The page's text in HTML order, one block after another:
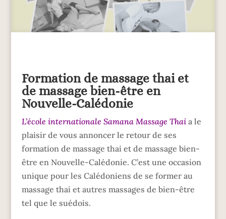
Formation de massage thai et
de massage bien-être en
Nouvelle-Calédonie
L’école internationale Samana Massage Thaia le
plaisir de vous annoncer le retour de ses
formation de massage thai et de massage bien-
être en Nouvelle-Calédonie. C’est une occasion
unique pour les Calédoniens de se former au
massage thai et autres massages de bien-être
tel que le suédois.